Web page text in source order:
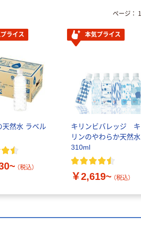
ライス
天然水 ラベル
（税込）
本気プライス
キリンビバレッジ キ
リンのやわらか天然水
310ml
￥2,619~ （税込）
ページ： 1